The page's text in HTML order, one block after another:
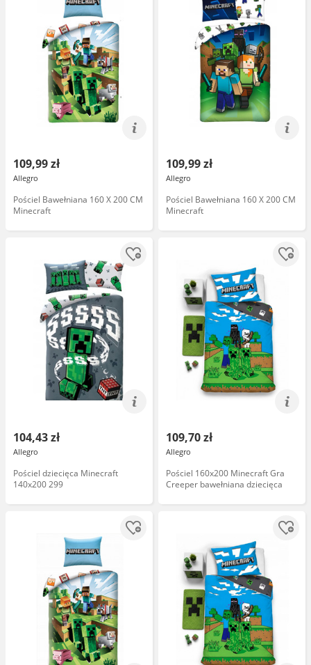
109,99 zł
Allegro
Pościel Bawełniana 160 X 200 CM
Minecraft
109,99 zł
Allegro
Pościel Bawełniana 160 X 200 CM
Minecraft
104,43 zł
Allegro
Pościel dziecięca Minecraft
140x200 299
109,70 zł
Allegro
Pościel 160x200 Minecraft Gra
Creeper bawełniana dziecięca